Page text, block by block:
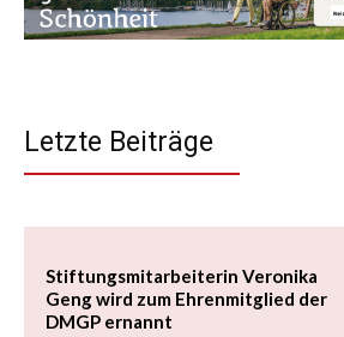
Letzte Beiträge
Stiftungsmitarbeiterin Veronika
Geng wird zum Ehrenmitglied der
DMGP ernannt